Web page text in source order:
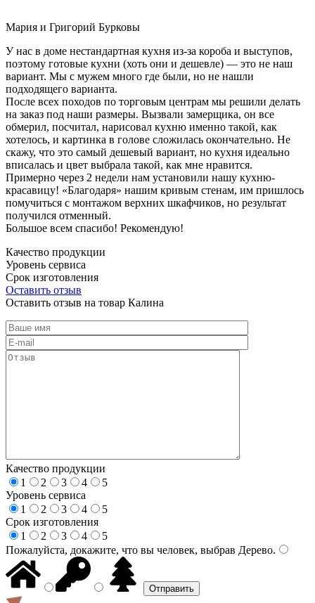
Мария и Григорий Бурковы
У нас в доме нестандартная кухня из-за короба и выступов,
поэтому готовые кухни (хоть они и дешевле) — это не наш
вариант. Мы с мужем много где были, но не нашли
подходящего варианта.
После всех походов по торговым центрам мы решили делать
на заказ под наши размеры. Вызвали замерщика, он все
обмерил, посчитал, нарисовал кухню именно такой, как
хотелось, и картинка в голове сложилась окончательно. Не
скажу, что это самый дешевый вариант, но кухня идеально
вписалась и цвет выбрала такой, как мне нравится.
Примерно через 2 недели нам установили нашу кухню-
красавицу! «Благодаря» нашим кривым стенам, им пришлось
помучиться с монтажом верхних шкафчиков, но результат
получился отменный.
Большое всем спасибо! Рекомендую!
Качество продукции
Уровень сервиса
Срок изготовления
Оставить отзыв
Оставить отзыв на товар Калина
Качество продукции
1
2 3 4
5
Уровень сервиса
1
2 3 4
5
Срок изготовления
1
2 3 4
5
Пожалуйста, докажите, что вы человек, выбрав Дерево.